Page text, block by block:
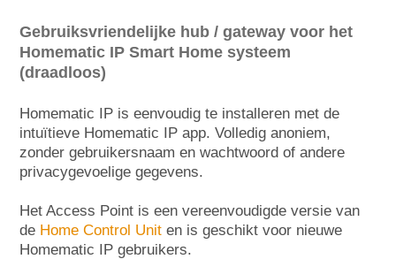
Gebruiksvriendelijke hub / gateway voor het
Homematic IP Smart Home systeem
(draadloos)
Homematic IP is eenvoudig te installeren met de
intuïtieve Homematic IP app. Volledig anoniem,
zonder gebruikersnaam en wachtwoord of andere
privacygevoelige gegevens.
Het Access Point is een vereenvoudigde versie van
de Home Control Unit en is geschikt voor nieuwe
Homematic IP gebruikers.